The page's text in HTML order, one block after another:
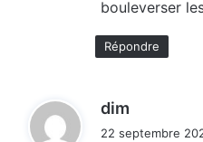
bouleverser
Répondre
dim
22 septembre